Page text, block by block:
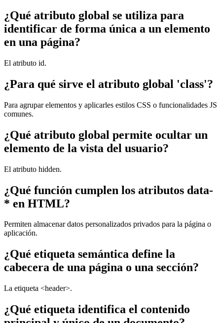
¿Qué atributo global se utiliza para
identificar de forma única a un elemento
en una página?
El atributo id.
¿Para qué sirve el atributo global 'class'?
Para agrupar elementos y aplicarles estilos CSS o funcionalidades JS
comunes.
¿Qué atributo global permite ocultar un
elemento de la vista del usuario?
El atributo hidden.
¿Qué función cumplen los atributos data-
* en HTML?
Permiten almacenar datos personalizados privados para la página o
aplicación.
¿Qué etiqueta semántica define la
cabecera de una página o una sección?
La etiqueta <header>.
¿Qué etiqueta identifica el contenido